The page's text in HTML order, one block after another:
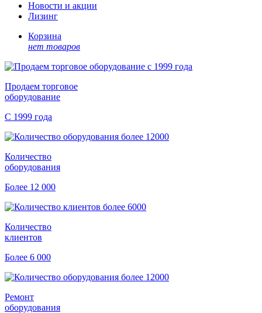
Новости и акции
Лизинг
Корзина
нет товаров
Продаем торговое
оборудование
С 1999 года
Количество
оборудования
Более 12 000
Количество
клиентов
Более 6 000
Ремонт
оборудования